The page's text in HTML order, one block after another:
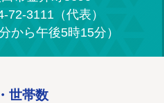
72-3111（代表）
から午後5時15分）